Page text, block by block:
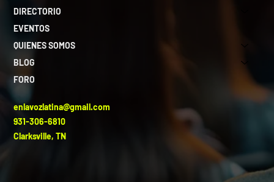
DIRECTORIO
EVENTOS
QUIENES SOMOS
BLOG
FORO
enlavozlatina@gmail.com
931-306-6810
Clarksville, TN